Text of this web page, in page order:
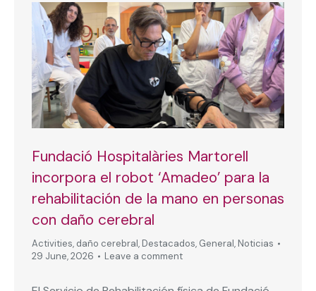
Fundació Hospitalàries Martorell
incorpora el robot ‘Amadeo’ para la
rehabilitación de la mano en personas
con daño cerebral
Activities, daño cerebral, Destacados, General, Noticias
29 June, 2026
Leave a comment